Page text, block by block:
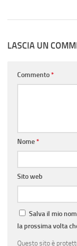
LASCIA UN
Commento*
Nome*
Sito web
Salva il mio
la prossima volta
Questo sito è